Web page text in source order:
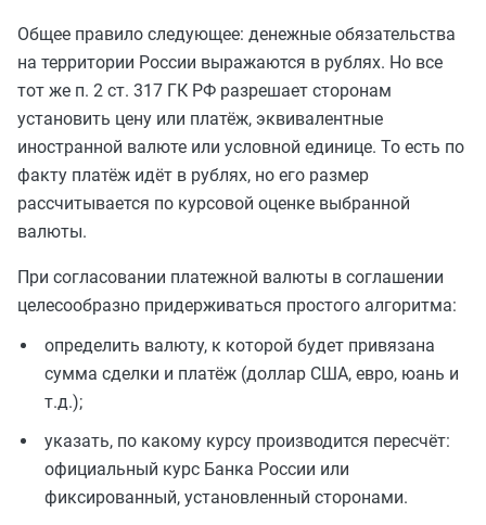
Общее правило следующее: денежные обязательства
на территории России выражаются в рублях. Но все
тот же п. 2 ст. 317 ГК РФ разрешает сторонам
установить цену или платёж, эквивалентные
иностранной валюте или условной единице. То есть по
факту платёж идёт в рублях, но его размер
рассчитывается по курсовой оценке выбранной
валюты.
При согласовании платежной валюты в соглашении
целесообразно придерживаться простого алгоритма:
определить валюту, к которой будет привязана
сумма сделки и платёж (доллар США, евро, юань и
т.д.);
указать, по какому курсу производится пересчёт:
официальный курс Банка России или
фиксированный, установленный сторонами.